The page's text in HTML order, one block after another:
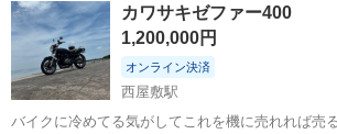
入ってます。 ※中古品扱いになるので、 購入後のクレーム等は受付ま
せん...
カワサキゼファー400
1,200,000円
オンライン決済
西屋敷駅
バイクに冷めてる気がしてこれを機に売れれば売